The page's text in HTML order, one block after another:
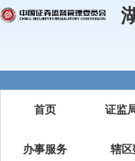
首页 证监
办事服务 辖区